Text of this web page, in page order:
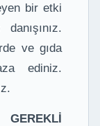
bir etki
ve gıda
ediniz.